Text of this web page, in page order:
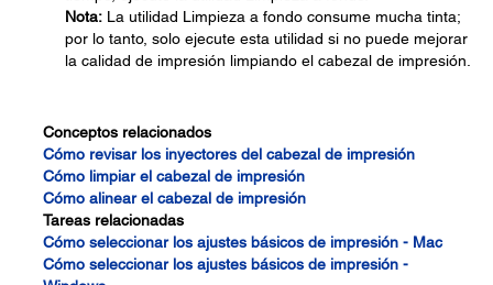
Nota: La utilidad Limpieza a fondo consume mucha tinta;
por lo tanto, solo ejecute esta utilidad si no puede mejorar
la calidad de impresión limpiando el cabezal de impresión.
Conceptos relacionados
Cómo revisar los inyectores del cabezal de impresión
Cómo limpiar el cabezal de impresión
Cómo alinear el cabezal de impresión
Tareas relacionadas
Cómo seleccionar los ajustes básicos de impresión - Mac
Cómo seleccionar los ajustes básicos de impresión -